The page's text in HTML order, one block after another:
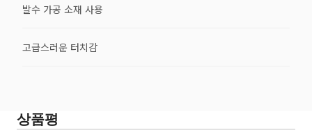
발수 가공 소재 사용
고급스러운 터치감
상품평